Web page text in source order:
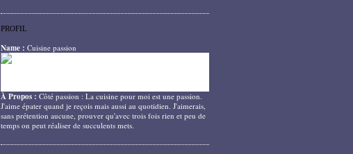
PROFIL
Name : Cuisine passion
À Propos : Côté passion : La cuisine pour moi est une passion.
J'aime épater quand je reçois mais aussi au quotidien. J'aimerais,
sans prétention aucune, prouver qu'avec trois fois rien et peu de
temps on peut réaliser de succulents mets.